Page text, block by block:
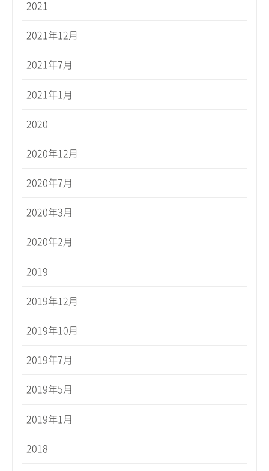
2021
2021年12月
2021年7月
2021年1月
2020
2020年12月
2020年7月
2020年3月
2020年2月
2019
2019年12月
2019年10月
2019年7月
2019年5月
2019年1月
2018